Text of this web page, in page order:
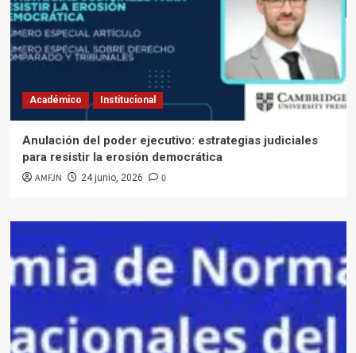
Académico Institucional
Anulación del poder ejecutivo: estrategias judiciales
para resistir la erosión democrática
AMFJN 24 junio, 2026 0